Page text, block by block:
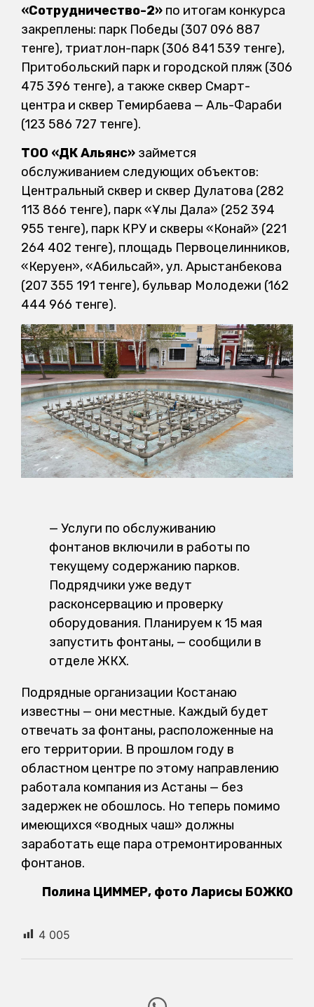
«Сотрудничество-2» по итогам конкурса
закреплены: парк Победы (307 096 887
тенге), триатлон-парк (306 841 539 тенге),
Притобольский парк и городской пляж (306
475 396 тенге), а также сквер Смарт-
центра и сквер Темирбаева — Аль-Фараби
(123 586 727 тенге).
ТОО «ДК Альянс» займется
обслуживанием следующих объектов:
Центральный сквер и сквер Дулатова (282
113 866 тенге), парк «Ұлы Дала» (252 394
955 тенге), парк КРУ и скверы «Конай» (221
264 402 тенге), площадь Первоцелинников,
«Керуен», «Абильсай», ул. Арыстанбекова
(207 355 191 тенге), бульвар Молодежи (162
444 966 тенге).
— Услуги по обслуживанию
фонтанов включили в работы по
текущему содержанию парков.
Подрядчики уже ведут
расконсервацию и проверку
оборудования. Планируем к 15 мая
запустить фонтаны, — сообщили в
отделе ЖКХ.
Подрядные организации Костанаю
известны — они местные. Каждый будет
отвечать за фонтаны, расположенные на
его территории. В прошлом году в
областном центре по этому направлению
работала компания из Астаны — без
задержек не обошлось. Но теперь помимо
имеющихся «водных чаш» должны
заработать еще пара отремонтированных
фонтанов.
Полина ЦИММЕР, фото Ларисы БОЖКО
4 005